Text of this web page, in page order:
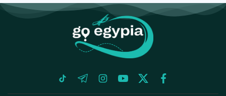
facebook
twitter
youtube
instagram
telegram
tiktok